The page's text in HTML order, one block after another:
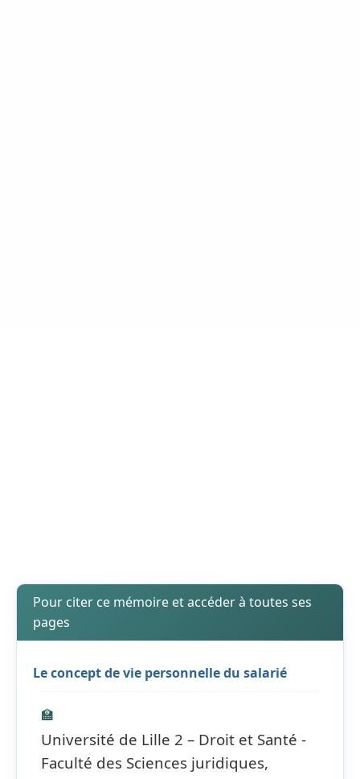
Pour citer ce mémoire et accéder à toutes ses
pages
Le concept de vie personnelle du salarié
🏫
Université de Lille 2 – Droit et Santé -
Faculté des Sciences juridiques,